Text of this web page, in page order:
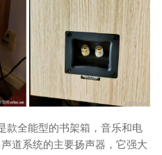
款全能型的书架箱，音乐和电
道系统的主要扬声器，它强大